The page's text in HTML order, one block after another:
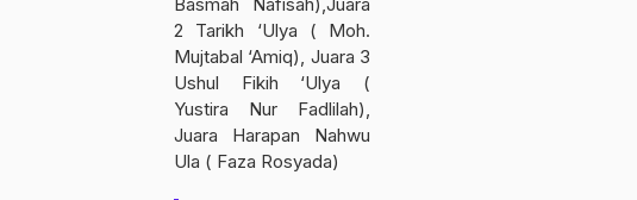
2 Tarikh ‘Ulya ( Moh.
Mujtabal ‘Amiq), Juara 3
Ushul Fikih ‘Ulya (
Yustira Nur Fadlilah),
Juara Harapan Nahwu
Ula ( Faza Rosyada)